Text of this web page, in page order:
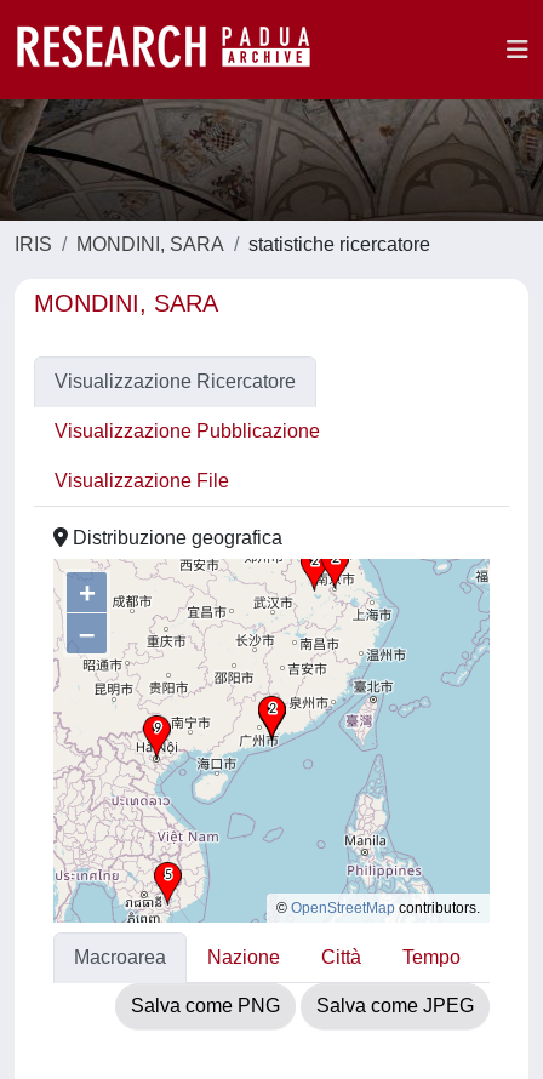
IRIS MONDINI, SARA statistiche ricercatore
MONDINI, SARA
Visualizzazione Ricercatore
Visualizzazione Pubblicazione
Visualizzazione File
Distribuzione geografica
+
–
© OpenStreetMap contributors.
Macroarea Nazione Città Tempo
Salva come PNG Salva come JPEG